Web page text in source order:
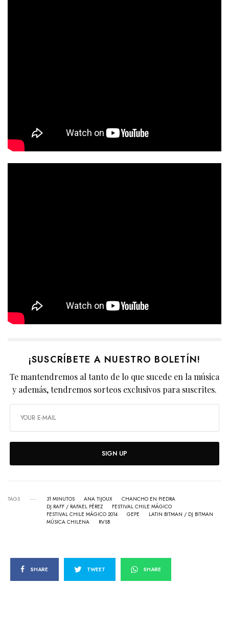
¡SUSCRÍBETE A NUESTRO BOLETÍN!
Te mantendremos al tanto de lo que sucede en la música
y además, tendremos sorteos exclusivos para suscrites.
SIGN UP
TAGS 31 MINUTOS ANA TIJOUX
CHANCHO EN PIEDRA
DJ RAFF / RAFAEL PÉREZ
FESTIVAL CHILE MÁGICO
FESTIVAL CHILE MÁGICO 2014
GEPE
LATIN BITMAN / DJ BITMAN
MÚSICA CHILENA
RVSB
SHARE TWEET SHARE